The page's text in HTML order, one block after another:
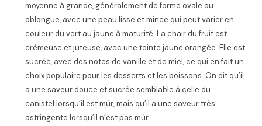
moyenne à grande, généralement de forme ovale ou
oblongue, avec une peau lisse et mince qui peut varier en
couleur du vert au jaune à maturité. La chair du fruit est
crémeuse et juteuse, avec une teinte jaune orangée. Elle est
sucrée, avec des notes de vanille et de miel, ce qui en fait un
choix populaire pour les desserts et les boissons. On dit qu’il
a une saveur douce et sucrée semblable à celle du
canistel lorsqu’il est mûr, mais qu’il a une saveur très
astringente lorsqu’il n’est pas mûr.